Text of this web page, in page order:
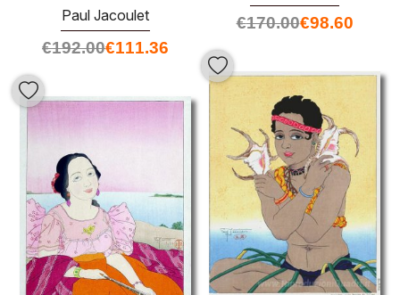
€170.00€98.60
Paul Jacoulet
€192.00€111.36